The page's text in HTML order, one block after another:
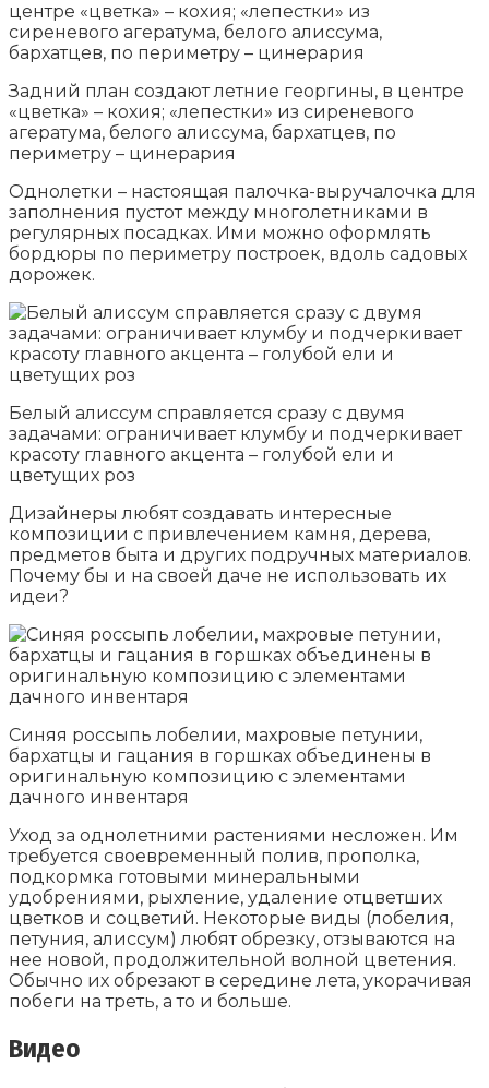
Задний план создают летние георгины, в центре
«цветка» – кохия; «лепестки» из сиреневого
агератума, белого алиссума, бархатцев, по
периметру – цинерария
Однолетки – настоящая палочка-выручалочка для
заполнения пустот между многолетниками в
регулярных посадках. Ими можно оформлять
бордюры по периметру построек, вдоль садовых
дорожек.
Белый алиссум справляется сразу с двумя
задачами: ограничивает клумбу и подчеркивает
красоту главного акцента – голубой ели и
цветущих роз
Дизайнеры любят создавать интересные
композиции с привлечением камня, дерева,
предметов быта и других подручных материалов.
Почему бы и на своей даче не использовать их
идеи?
Синяя россыпь лобелии, махровые петунии,
бархатцы и гацания в горшках объединены в
оригинальную композицию с элементами
дачного инвентаря
Уход за однолетними растениями несложен. Им
требуется своевременный полив, прополка,
подкормка готовыми минеральными
удобрениями, рыхление, удаление отцветших
цветков и соцветий. Некоторые виды (лобелия,
петуния, алиссум) любят обрезку, отзываются на
нее новой, продолжительной волной цветения.
Обычно их обрезают в середине лета, укорачивая
побеги на треть, а то и больше.
Видео